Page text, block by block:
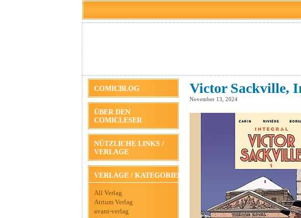
COMICBLOG
ÜBER DEN
COMICLESER
NÜTZLICHE LINKS /
VERLAGE
VERLAGE / KATEGORIEN
All Verlag
Atrium Verlag
avant-verlag
Victor Sackville,
November 13, 2024